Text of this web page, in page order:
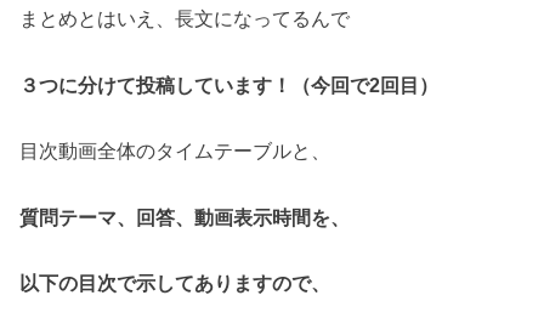
まとめとはいえ、長文になってるんで
３つに分けて投稿しています！（今回で2回目）
目次動画全体のタイムテーブルと、
質問テーマ、回答、動画表示時間を、
以下の目次で示してありますので、